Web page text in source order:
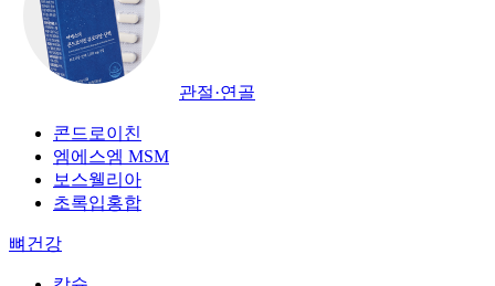
관절·연골
콘드로이친
엠에스엠 MSM
보스웰리아
초록입홍합
뼈건강